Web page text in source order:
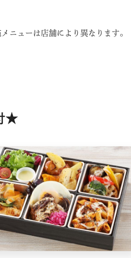
ニューは店舗により異なります。
★